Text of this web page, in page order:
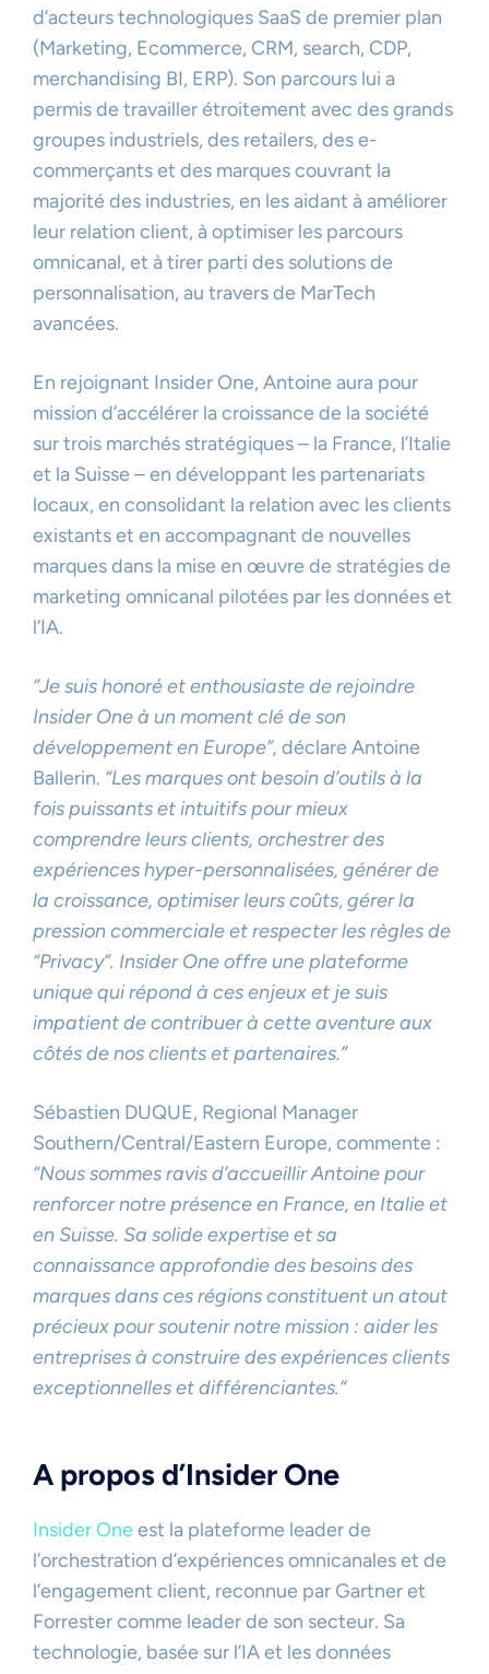
d’acteurs technologiques SaaS de premier plan
(Marketing, Ecommerce, CRM, search, CDP,
merchandising BI, ERP). Son parcours lui a
permis de travailler étroitement avec des grands
groupes industriels, des retailers, des e-
commerçants et des marques couvrant la
majorité des industries, en les aidant à améliorer
leur relation client, à optimiser les parcours
omnicanal, et à tirer parti des solutions de
personnalisation, au travers de MarTech
avancées.
En rejoignant Insider One, Antoine aura pour
mission d’accélérer la croissance de la société
sur trois marchés stratégiques – la France, l’Italie
et la Suisse – en développant les partenariats
locaux, en consolidant la relation avec les clients
existants et en accompagnant de nouvelles
marques dans la mise en œuvre de stratégies de
marketing omnicanal pilotées par les données et
l’IA.
“Je suis honoré et enthousiaste de rejoindre
Insider One à un moment clé de son
développement en Europe”, déclare Antoine
Ballerin. “Les marques ont besoin d’outils à la
fois puissants et intuitifs pour mieux
comprendre leurs clients, orchestrer des
expériences hyper-personnalisées, générer de
la croissance, optimiser leurs coûts, gérer la
pression commerciale et respecter les règles de
“Privacy”. Insider One offre une plateforme
unique qui répond à ces enjeux et je suis
impatient de contribuer à cette aventure aux
côtés de nos clients et partenaires.”
Sébastien DUQUE, Regional Manager
Southern/Central/Eastern Europe, commente :
“Nous sommes ravis d’accueillir Antoine pour
renforcer notre présence en France, en Italie et
en Suisse. Sa solide expertise et sa
connaissance approfondie des besoins des
marques dans ces régions constituent un atout
précieux pour soutenir notre mission : aider les
entreprises à construire des expériences clients
exceptionnelles et différenciantes.”
A propos d’Insider One
Insider Oneest la plateforme leader de
l’orchestration d’expériences omnicanales et de
l’engagement client, reconnue par Gartner et
Forrester comme leader de son secteur. Sa
technologie, basée sur l’IA et les données